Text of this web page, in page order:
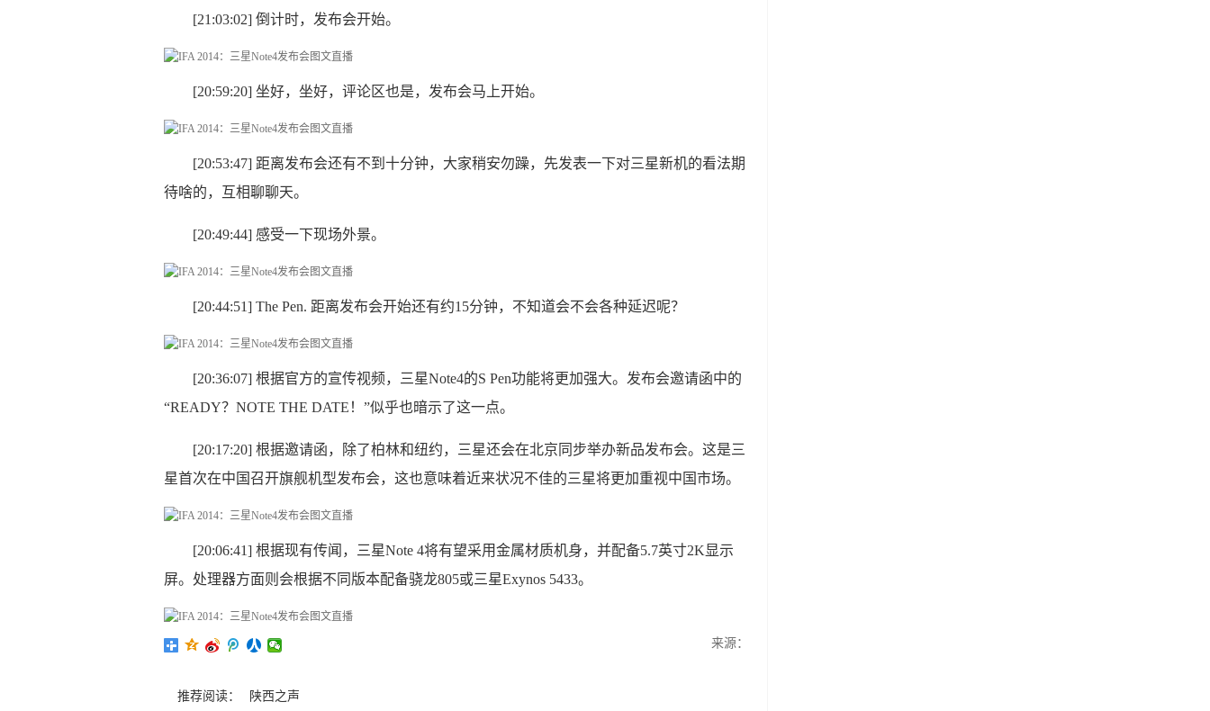
[21:03:02] 倒计时，发布会开始。
[20:59:20] 坐好，坐好，评论区也是，发布会马上开始。
[20:53:47] 距离发布会还有不到十分钟，大家稍安勿躁，先发表一下对三星新机的看法期
待啥的，互相聊聊天。
[20:49:44] 感受一下现场外景。
[20:44:51] The Pen. 距离发布会开始还有约15分钟，不知道会不会各种延迟呢？
[20:36:07] 根据官方的宣传视频，三星Note4的S Pen功能将更加强大。发布会邀请函中的
“READY？NOTE THE DATE！”似乎也暗示了这一点。
[20:17:20] 根据邀请函，除了柏林和纽约，三星还会在北京同步举办新品发布会。这是三
星首次在中国召开旗舰机型发布会，这也意味着近来状况不佳的三星将更加重视中国市场。
[20:06:41] 根据现有传闻，三星Note 4将有望采用金属材质机身，并配备5.7英寸2K显示
屏。处理器方面则会根据不同版本配备骁龙805或三星Exynos 5433。
来源：
推荐阅读： 陕西之声